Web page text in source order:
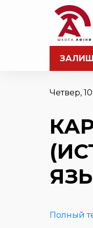
Четвер,
Полный